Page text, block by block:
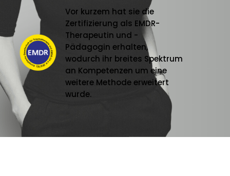
Vor kurzem hat sie die
Zertifizierung als EMDR-
Therapeutin und -
Pädagogin erhalten,
wodurch ihr breites Spektrum
an Kompetenzen um eine
weitere Methode erweitert
wurde.